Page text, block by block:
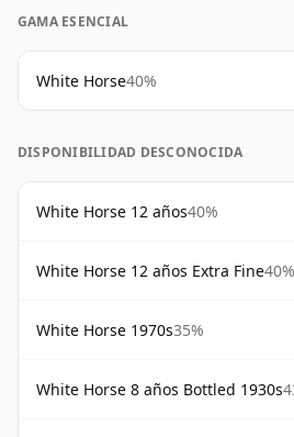
GAMA ESENCIAL
White Horse40%
DISPONIBILIDAD DESCONOCIDA
White Horse 12 años40%
White Horse 12 años Extra Fine40%
White Horse 1970s35%
White Horse 8 años Bottled 1930s